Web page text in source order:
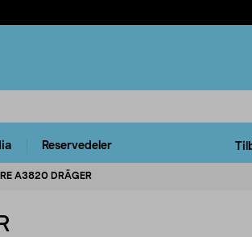
Reservedeler
A3820 DRÄGER